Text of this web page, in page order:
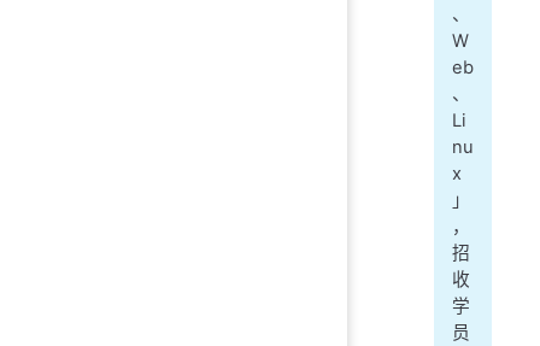
、
W
eb
、
Li
nu
x
」
，
招
收
学
员